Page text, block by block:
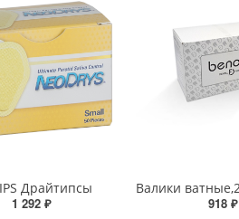
Драйтипсы
1 292 ₽
918 ₽